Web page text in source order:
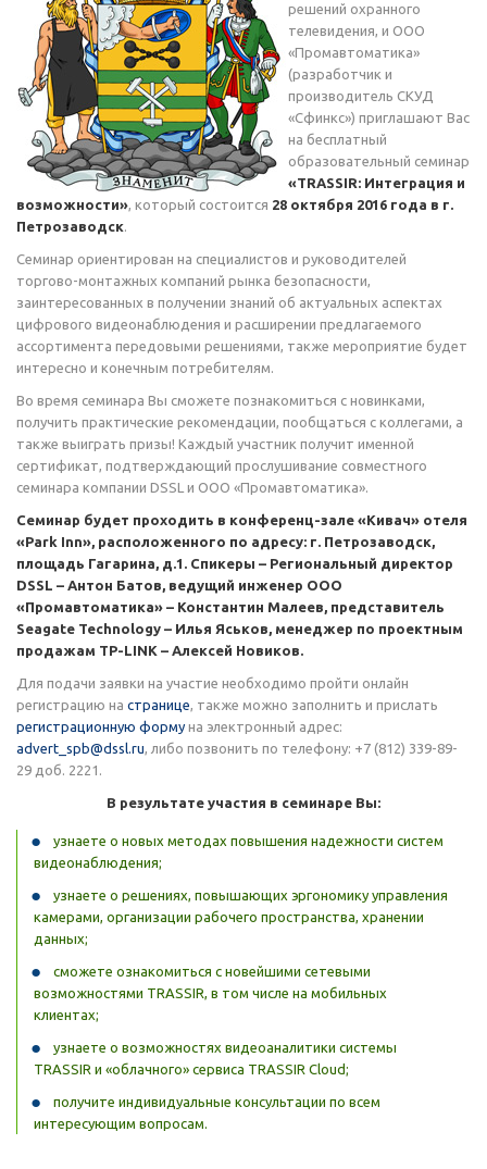
решений охранного
телевидения, и ООО
«Промавтоматика»
(разработчик и
производитель СКУД
«Сфинкс») приглашают Вас
на бесплатный
образовательный семинар
«TRASSIR: Интеграция и
возможности», который состоится 28 октября 2016 года в г.
Петрозаводск.
Семинар ориентирован на специалистов и руководителей
торгово-монтажных компаний рынка безопасности,
заинтересованных в получении знаний об актуальных аспектах
цифрового видеонаблюдения и расширении предлагаемого
ассортимента передовыми решениями, также мероприятие будет
интересно и конечным потребителям.
Во время семинара Вы сможете познакомиться с новинками,
получить практические рекомендации, пообщаться с коллегами, а
также выиграть призы! Каждый участник получит именной
сертификат, подтверждающий прослушивание совместного
семинара компании DSSL и ООО «Промавтоматика».
Семинар будет проходить в конференц-зале «Кивач» отеля
«Park Inn», расположенного по адресу: г. Петрозаводск,
площадь Гагарина, д.1. Спикеры – Региональный директор
DSSL – Антон Батов, ведущий инженер ООО
«Промавтоматика» – Константин Малеев, представитель
Seagate Technology – Илья Яськов, менеджер по проектным
продажам TP-LINK – Алексей Новиков.
Для подачи заявки на участие необходимо пройти онлайн
регистрацию на странице, также можно заполнить и прислать
регистрационную форму на электронный адрес:
advert_spb@dssl.ru, либо позвонить по телефону: +7 (812) 339-89-
29 доб. 2221.
В результате участия в семинаре Вы:
узнаете о новых методах повышения надежности систем
видеонаблюдения;
узнаете о решениях, повышающих эргономику управления
камерами, организации рабочего пространства, хранении
данных;
сможете ознакомиться с новейшими сетевыми
возможностями TRASSIR, в том числе на мобильных
клиентах;
узнаете о возможностях видеоаналитики системы
TRASSIR и «облачного» сервиса TRASSIR Cloud;
получите индивидуальные консультации по всем
интересующим вопросам.